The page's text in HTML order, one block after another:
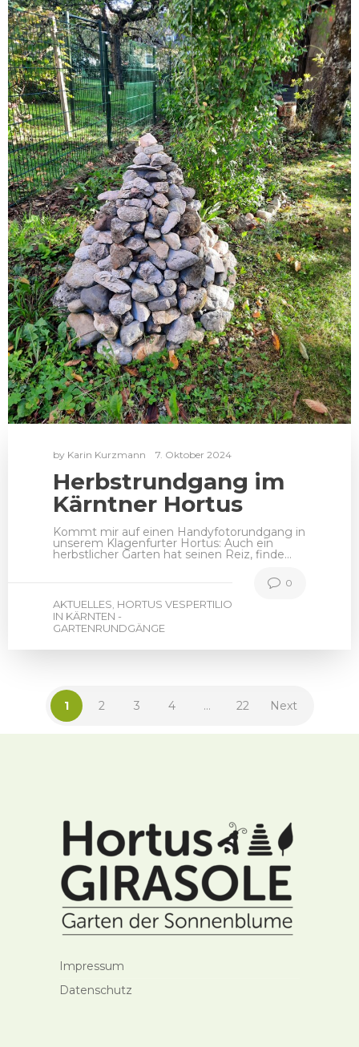
by Karin Kurzmann 7. Oktober 2024
Herbstrundgang im
Kärntner Hortus
Kommt mir auf einen Handyfotorundgang in
unserem Klagenfurter Hortus: Auch ein
herbstlicher Garten hat seinen Reiz, finde…
AKTUELLES HORTUS VESPERTILIO
IN KÄRNTEN -
GARTENRUNDGÄNGE
0
1 2 3 4 … 22 Next
Impressum
Datenschutz